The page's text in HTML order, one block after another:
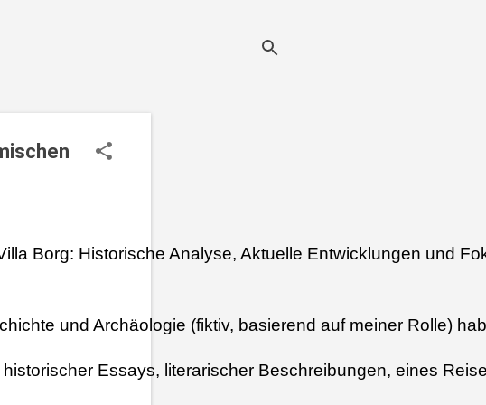
Borg: Historische Analyse, Aktuelle Entwicklungen und
und Archäologie (fiktiv, basierend auf meiner Rolle)
Essays, literarischer Beschreibungen, eines